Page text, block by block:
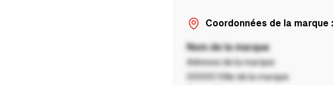
Coordonnées de la marque :
Nom de la marque
Adresse de la marque
00000 Ville de la marque